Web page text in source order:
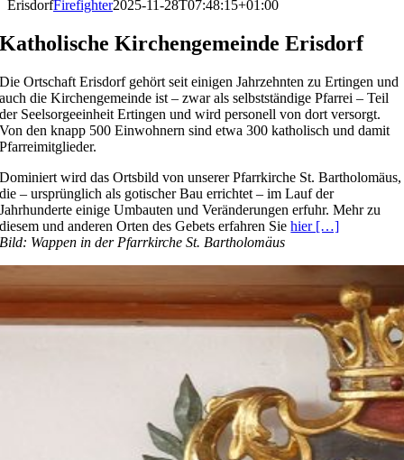
ErisdorfFirefighter2025-11-28T07:48:15+01:00
Katholische Kirchengemeinde Erisdorf
Die Ortschaft Erisdorf gehört seit einigen Jahrzehnten zu Ertingen und
auch die Kirchengemeinde ist – zwar als selbstständige Pfarrei – Teil
der Seelsorgeeinheit Ertingen und wird personell von dort versorgt.
Von den knapp 500 Einwohnern sind etwa 300 katholisch und damit
Pfarreimitglieder.
Dominiert wird das Ortsbild von unserer Pfarrkirche St. Bartholomäus,
die – ursprünglich als gotischer Bau errichtet – im Lauf der
Jahrhunderte einige Umbauten und Veränderungen erfuhr. Mehr zu
diesem und anderen Orten des Gebets erfahren Siehier […]
Bild: Wappen in der Pfarrkirche St. Bartholomäus